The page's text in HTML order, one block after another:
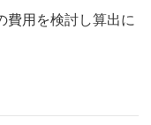
費用を検討し算出に